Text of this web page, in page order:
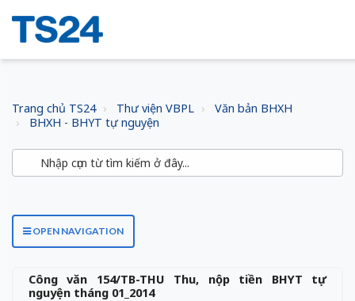
Trang chủ TS24 Thư viện VBPL
Văn bản BHXH
BHXH - BHYT tự nguyện
OPEN NAVIGATION
Công văn 154/TB-THU Thu, nộp tiền BHYT tự
nguyện tháng 01_2014